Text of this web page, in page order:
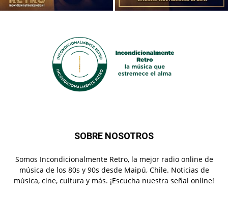
SOBRE NOSOTROS
Somos Incondicionalmente Retro, la mejor radio online de
música de los 80s y 90s desde Maipú, Chile. Noticias de
música, cine, cultura y más. ¡Escucha nuestra señal online!